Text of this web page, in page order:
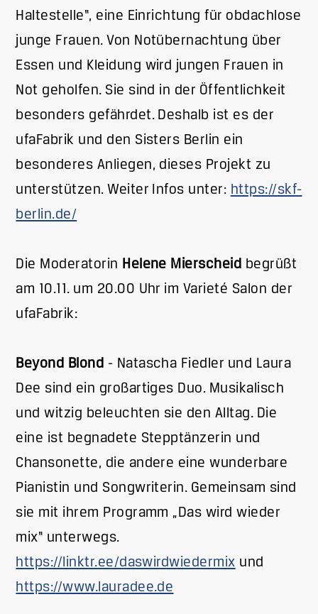
Haltestelle“, eine Einrichtung für obdachlose
junge Frauen. Von Notübernachtung über
Essen und Kleidung wird jungen Frauen in
Not geholfen. Sie sind in der Öffentlichkeit
besonders gefährdet. Deshalb ist es der
ufaFabrik und den Sisters Berlin ein
besonderes Anliegen, dieses Projekt zu
unterstützen. Weiter Infos unter: https://skf-
berlin.de/
Die Moderatorin Helene Mierscheid begrüßt
am 10.11. um 20.00 Uhr im Varieté Salon der
ufaFabrik:
Beyond Blond - Natascha Fiedler und Laura
Dee sind ein großartiges Duo. Musikalisch
und witzig beleuchten sie den Alltag. Die
eine ist begnadete Stepptänzerin und
Chansonette, die andere eine wunderbare
Pianistin und Songwriterin. Gemeinsam sind
sie mit ihrem Programm „Das wird wieder
mix“ unterwegs.
https://linktr.ee/daswirdwiedermix und
https://www.lauradee.de